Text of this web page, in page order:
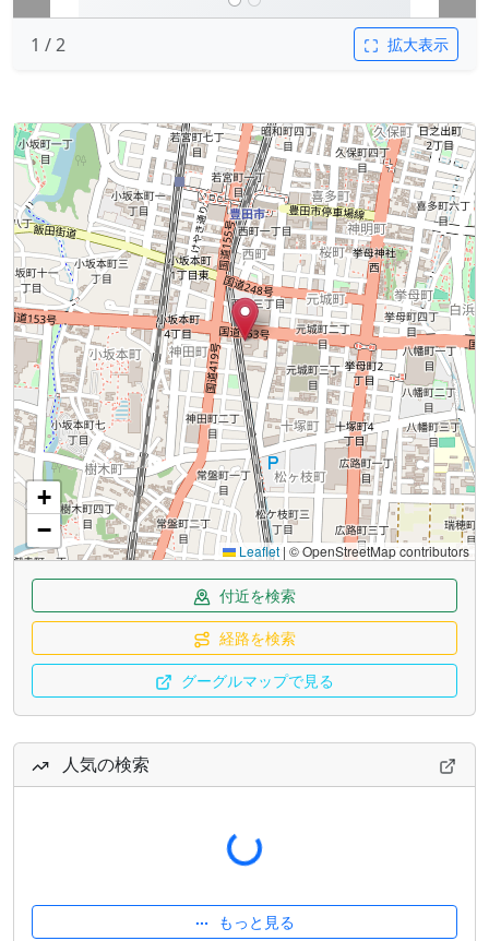
1 / 2 拡大表示
+
−
Leaflet | © OpenStreetMap contributors
付近を検索
経路を検索
グーグルマップで見る
人気の検索
読み込み中...
もっと見る